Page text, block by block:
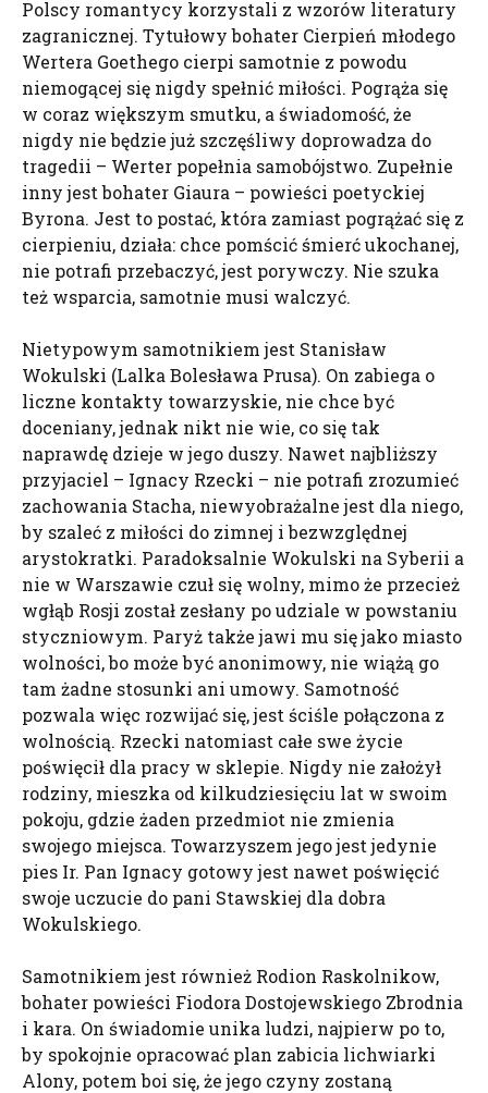
Polscy romantycy korzystali z wzorów literatury
zagranicznej. Tytułowy bohater Cierpień młodego
Wertera Goethego cierpi samotnie z powodu
niemogącej się nigdy spełnić miłości. Pogrąża się
w coraz większym smutku, a świadomość, że
nigdy nie będzie już szczęśliwy doprowadza do
tragedii – Werter popełnia samobójstwo. Zupełnie
inny jest bohater Giaura – powieści poetyckiej
Byrona. Jest to postać, która zamiast pogrążać się z
cierpieniu, działa: chce pomścić śmierć ukochanej,
nie potrafi przebaczyć, jest porywczy. Nie szuka
też wsparcia, samotnie musi walczyć.
Nietypowym samotnikiem jest Stanisław
Wokulski (Lalka Bolesława Prusa). On zabiega o
liczne kontakty towarzyskie, nie chce być
doceniany, jednak nikt nie wie, co się tak
naprawdę dzieje w jego duszy. Nawet najbliższy
przyjaciel – Ignacy Rzecki – nie potrafi zrozumieć
zachowania Stacha, niewyobrażalne jest dla niego,
by szaleć z miłości do zimnej i bezwzględnej
arystokratki. Paradoksalnie Wokulski na Syberii a
nie w Warszawie czuł się wolny, mimo że przecież
wgłąb Rosji został zesłany po udziale w powstaniu
styczniowym. Paryż także jawi mu się jako miasto
wolności, bo może być anonimowy, nie wiążą go
tam żadne stosunki ani umowy. Samotność
pozwala więc rozwijać się, jest ściśle połączona z
wolnością. Rzecki natomiast całe swe życie
poświęcił dla pracy w sklepie. Nigdy nie założył
rodziny, mieszka od kilkudziesięciu lat w swoim
pokoju, gdzie żaden przedmiot nie zmienia
swojego miejsca. Towarzyszem jego jest jedynie
pies Ir. Pan Ignacy gotowy jest nawet poświęcić
swoje uczucie do pani Stawskiej dla dobra
Wokulskiego.
Samotnikiem jest również Rodion Raskolnikow,
bohater powieści Fiodora Dostojewskiego Zbrodnia
i kara. On świadomie unika ludzi, najpierw po to,
by spokojnie opracować plan zabicia lichwiarki
Alony, potem boi się, że jego czyny zostaną